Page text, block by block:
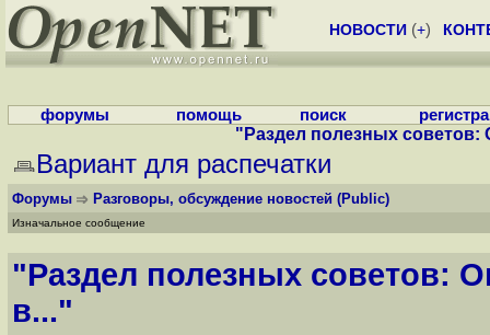
НОВОСТИ (+)
форумы помощь поиск
"Раздел полезных советов:
Вариант для распечатки
Форумы Разговоры, обсуждение новостей (Public)
Изначальное сообщение
"Раздел полезных советов:
в..."